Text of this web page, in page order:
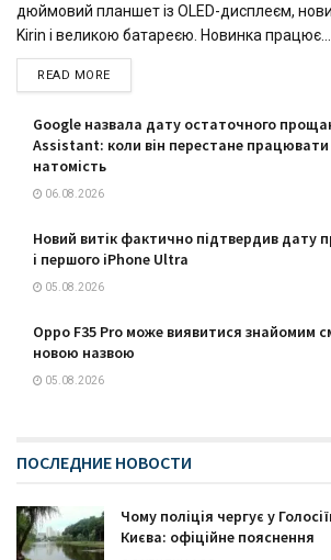
дюймовий планшет із OLED-дисплеєм,
Kirin і великою батареєю. Новинка працює...
READ MORE
Google назвала дату остаточного
Assistant: коли він перестане
натомість
06.08.2026
Новий витік фактично підтвердив дату
і першого iPhone Ultra
05.08.2026
Oppo F35 Pro може виявитися знайомим
новою назвою
05.08.2026
ПОСЛЕДНИЕ НОВОСТИ
Чому поліція чергує у
Києва: офіційне пояснення